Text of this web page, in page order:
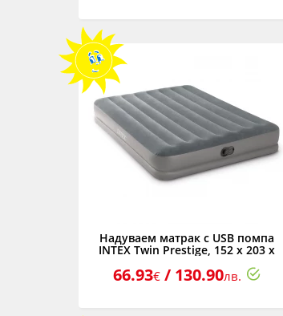
Надуваем матрак с USB помпа
INTEX Twin Prestige, 152 x 203 x
66.93€ / 130.90лв.